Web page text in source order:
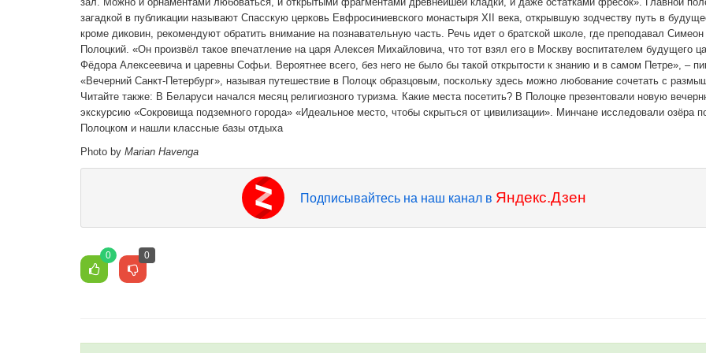
загадкой в публикации называют Спасскую церковь Евфросиниевского монастыря XII века, открывшую зодчеству путь в
кроме диковин, рекомендуют обратить внимание на познавательную часть. Речь идет о братской школе, где преподавал Симеон
Полоцкий. «Он произвёл такое впечатление на царя Алексея Михайловича, что тот взял его в Москву воспитателем будущего
Фёдора Алексеевича и царевны Софьи. Вероятнее всего, без него не было бы такой открытости к знанию и в самом Петре», –
«Вечерний Санкт-Петербург», называя путешествие в Полоцк образцовым, поскольку здесь можно любование сочетать с
Читайте также: В Беларуси начался месяц религиозного туризма. Какие места посетить? В Полоцке презентовали новую
экскурсию «Сокровища подземного города» «Идеальное место, чтобы скрыться от цивилизации». Минчане исследовали озёра
Полоцком и нашли классные базы отдыха
Photo by Marian Havenga
Подписывайтесь на наш канал в Яндекс.Дзен
0 0